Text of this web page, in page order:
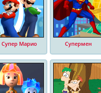
Супер Марио Супермен